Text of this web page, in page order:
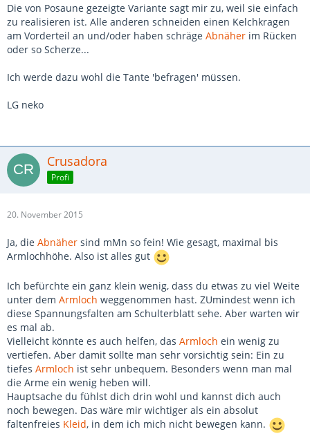
Die von Posaune gezeigte Variante sagt mir zu, weil sie einfach
zu realisieren ist. Alle anderen schneiden einen Kelchkragen
am Vorderteil an und/oder haben schräge Abnäher im Rücken
oder so Scherze...
Ich werde dazu wohl die Tante 'befragen' müssen.
LG neko
Crusadora
Profi
20. November 2015
Ja, die Abnäher sind mMn so fein! Wie gesagt, maximal bis
Armlochhöhe. Also ist alles gut
Ich befürchte ein ganz klein wenig, dass du etwas zu viel Weite
unter dem Armloch weggenommen hast. ZUmindest wenn ich
diese Spannungsfalten am Schulterblatt sehe. Aber warten wir
es mal ab.
Vielleicht könnte es auch helfen, das Armloch ein wenig zu
vertiefen. Aber damit sollte man sehr vorsichtig sein: Ein zu
tiefes Armloch ist sehr unbequem. Besonders wenn man mal
die Arme ein wenig heben will.
Hauptsache du fühlst dich drin wohl und kannst dich auch
noch bewegen. Das wäre mir wichtiger als ein absolut
faltenfreies Kleid, in dem ich mich nicht bewegen kann.